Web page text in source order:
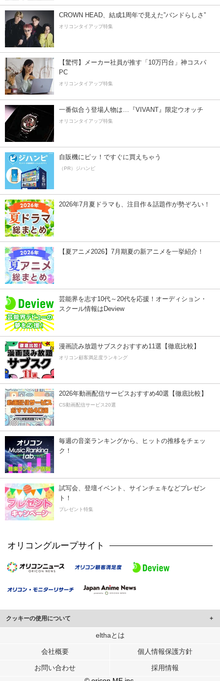
CROWN HEAD、結成1周年で見えた”バンドらしさ”
オリコンタイアップ特集
【驚愕】メーカー社員が推す「10万円台」神コスパ
PC
オリコンタイアップ特集
一番似合う登場人物は…『VIVANT』限定ウオッチ
オリコンタイアップ特集
自販機にピッ！ですぐに買えちゃう
（PR）ジハンピ
2026年7月夏ドラマも、注目作＆話題作が勢ぞろい！
【夏アニメ2026】7月期夏の新アニメを一挙紹介！
芸能界を志す10代～20代を応援！オーディション・
スクール情報はDeview
漫画読み放題サブスクおすすめ11選【徹底比較】
オリコン顧客満足度ランキング
2026年動画配信サービスおすすめ40選【徹底比較】
CS動画配信サービス20選
毎週の音楽ランキングから、ヒットの推移をチェッ
ク！
試写会、登壇イベント、サインチェキなどプレゼン
ト！
プレゼント特集
オリコングループサイト
クッキーの使用について
このサイトでは Cookie を使用して、ユーザーに合わせたコンテンツや広告の
行っています。
メディアや広告配信、データ解析の各パートナーに提供しています。
各パートナーは、この情報とユーザーが各パートナーに提供した他の情報や、
elthaとは
会社概要 個人情報保護方針
お問い合わせ
採用情報